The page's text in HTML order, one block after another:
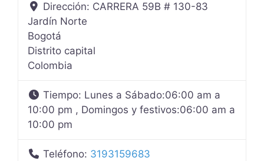
Dirección: CARRERA 59B # 130-83
Jardín Norte
Bogotá
Distrito capital
Colombia
Tiempo: Lunes a Sábado:06:00 am a
10:00 pm , Domingos y festivos:06:00 am a
10:00 pm
Teléfono: 3193159683